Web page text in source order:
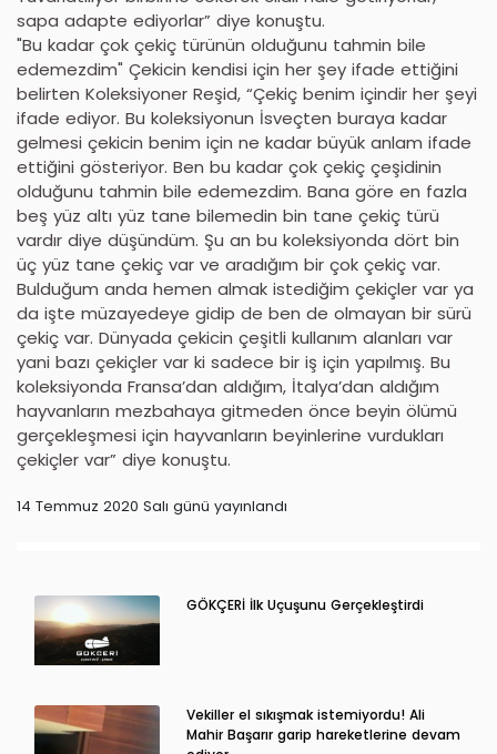
sapa adapte ediyorlar” diye konuştu.
"Bu kadar çok çekiç türünün olduğunu tahmin bile
edemezdim" Çekicin kendisi için her şey ifade ettiğini
belirten Koleksiyoner Reşid, “Çekiç benim içindir her şeyi
ifade ediyor. Bu koleksiyonun İsveçten buraya kadar
gelmesi çekicin benim için ne kadar büyük anlam ifade
ettiğini gösteriyor. Ben bu kadar çok çekiç çeşidinin
olduğunu tahmin bile edemezdim. Bana göre en fazla
beş yüz altı yüz tane bilemedin bin tane çekiç türü
vardır diye düşündüm. Şu an bu koleksiyonda dört bin
üç yüz tane çekiç var ve aradığım bir çok çekiç var.
Bulduğum anda hemen almak istediğim çekiçler var ya
da işte müzayedeye gidip de ben de olmayan bir sürü
çekiç var. Dünyada çekicin çeşitli kullanım alanları var
yani bazı çekiçler var ki sadece bir iş için yapılmış. Bu
koleksiyonda Fransa’dan aldığım, İtalya’dan aldığım
hayvanların mezbahaya gitmeden önce beyin ölümü
gerçekleşmesi için hayvanların beyinlerine vurdukları
çekiçler var” diye konuştu.
14 Temmuz 2020 Salı günü yayınlandı
GÖKÇERİ İlk Uçuşunu Gerçekleştirdi
Vekiller el sıkışmak istemiyordu! Ali
Mahir Başarır garip hareketlerine devam